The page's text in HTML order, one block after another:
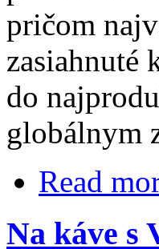
pričom
zasiahnuté
do
globálnym
Read
Na káve s